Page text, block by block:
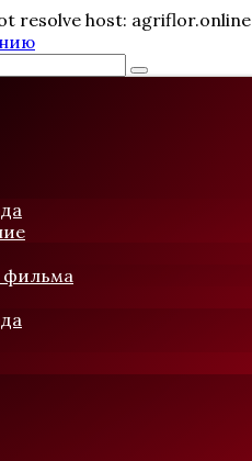
resolve host: agriflor.online
фильма